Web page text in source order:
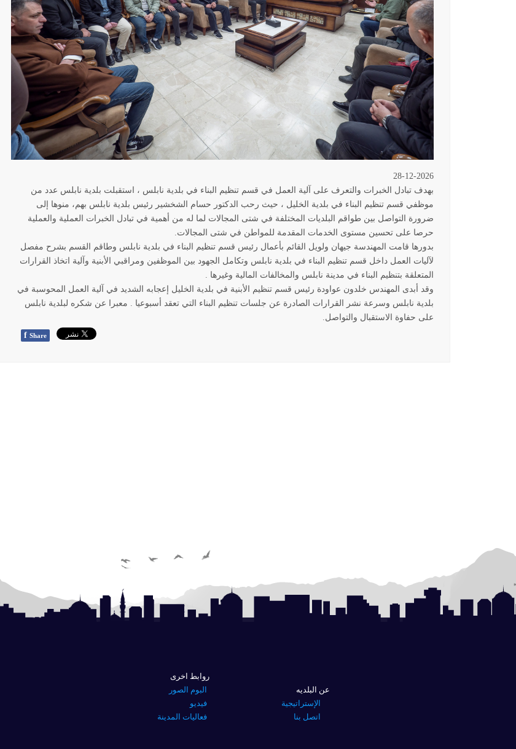
28-12-2026
بهدف تبادل الخبرات والتعرف على آلية العمل في قسم تنظيم البناء في بلدية نابلس ، استقبلت بلدية نابلس عدد من
موظفي قسم تنظيم البناء في بلدية الخليل ، حيث رحب الدكتور حسام الشخشير رئيس بلدية نابلس بهم، منوها إلى
ضرورة التواصل بين طواقم البلديات المختلفة في شتى المجالات لما له من أهمية في تبادل الخبرات العملية والعملية
حرصا على تحسين مستوى الخدمات المقدمة للمواطن في شتى المجالات
بدورها قامت المهندسة جيهان ولويل القائم بأعمال رئيس قسم تنظيم البناء في بلدية نابلس وطاقم القسم بشرح مفصل
لآليات العمل داخل قسم تنظيم البناء في بلدية نابلس وتكامل الجهود بين الموظفين ومراقبي الأبنية وآلية اتخاذ القرارات
المتعلقة بتنظيم البناء في مدينة نابلس والمخالفات المالية وغيرها
وقد أبدى المهندس خلدون عواودة رئيس قسم تنظيم الأبنية في بلدية الخليل إعجابه الشديد في آلية العمل المحوسبة في
بلدية نابلس وسرعة نشر القرارات الصادرة عن جلسات تنظيم البناء التي تعقد أسبوعيا . معبرا عن شكره لبلدية نابلس
على حفاوة الاستقبال والتواصل
f Share
عن البلديه
الإستراتيجية
اتصل بنا
روابط اخرى
البوم الصور
فيديو
فعاليات المدينة